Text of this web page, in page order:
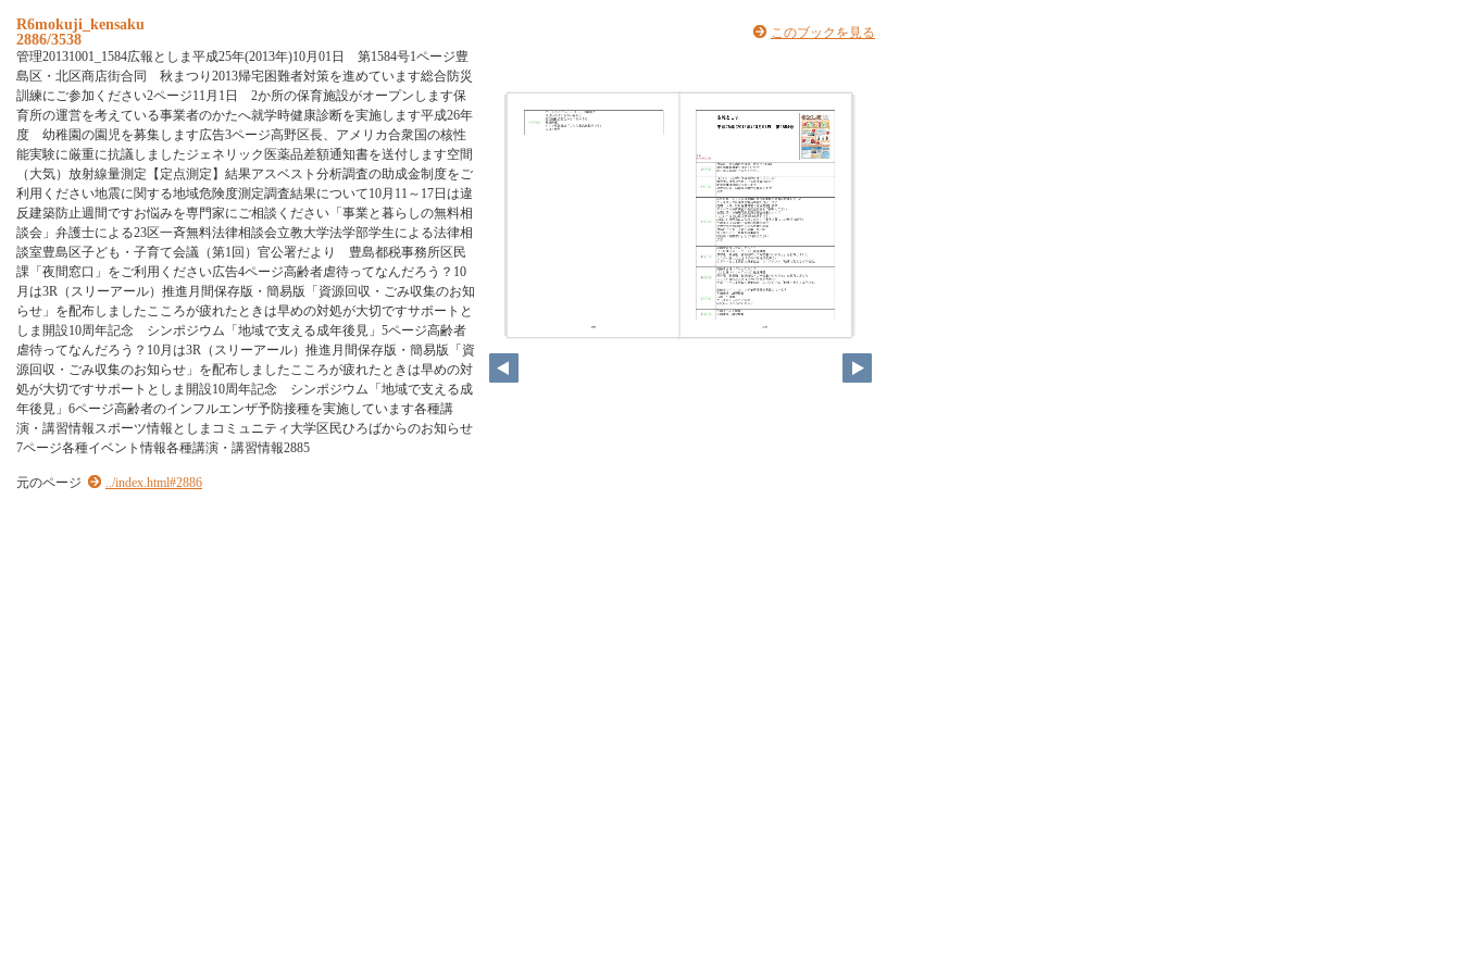
R6mokuji_kensaku
2886/3538
管理20131001_1584広報としま平成25年(2013年)10月01日 第1584号1ページ豊
島区・北区商店街合同 秋まつり2013帰宅困難者対策を進めています総合防災
訓練にご参加ください2ページ11月1日 2か所の保育施設がオープンします保
育所の運営を考えている事業者のかたへ就学時健康診断を実施します平成26年
度 幼稚園の園児を募集します広告3ページ高野区長、アメリカ合衆国の核性
能実験に厳重に抗議しましたジェネリック医薬品差額通知書を送付します空間
（大気）放射線量測定【定点測定】結果アスベスト分析調査の助成金制度をご
利用ください地震に関する地域危険度測定調査結果について10月11～17日は違
反建築防止週間ですお悩みを専門家にご相談ください「事業と暮らしの無料相
談会」弁護士による23区一斉無料法律相談会立教大学法学部学生による法律相
談室豊島区子ども・子育て会議（第1回）官公署だより 豊島都税事務所区民
課「夜間窓口」をご利用ください広告4ページ高齢者虐待ってなんだろう？10
月は3R（スリーアール）推進月間保存版・簡易版「資源回収・ごみ収集のお知
らせ」を配布しましたこころが疲れたときは早めの対処が大切ですサポートと
しま開設10周年記念 シンポジウム「地域で支える成年後見」5ページ高齢者
虐待ってなんだろう？10月は3R（スリーアール）推進月間保存版・簡易版「資
源回収・ごみ収集のお知らせ」を配布しましたこころが疲れたときは早めの対
処が大切ですサポートとしま開設10周年記念 シンポジウム「地域で支える成
年後見」6ページ高齢者のインフルエンザ予防接種を実施しています各種講
演・講習情報スポーツ情報としまコミュニティ大学区民ひろばからのお知らせ
7ページ各種イベント情報各種講演・講習情報2885
元のページ ../index.html#2886
このブックを見る